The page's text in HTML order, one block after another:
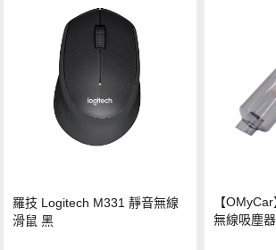
羅技 Logitech M331 靜音無線
滑鼠 黑
【
無線吸塵